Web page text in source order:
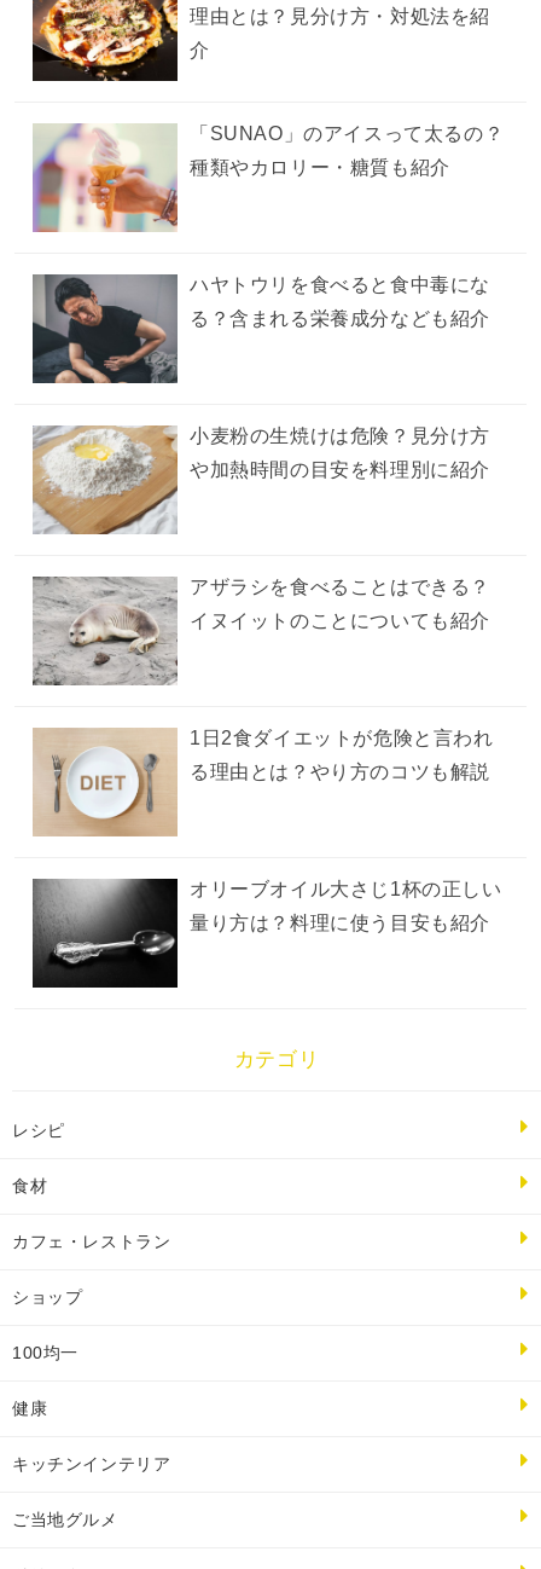
理由とは？見分け方・対処法を紹
介
「SUNAO」のアイスって太るの？
種類やカロリー・糖質も紹介
ハヤトウリを食べると食中毒にな
る？含まれる栄養成分なども紹介
小麦粉の生焼けは危険？見分け方
や加熱時間の目安を料理別に紹介
アザラシを食べることはできる？
イヌイットのことについても紹介
1日2食ダイエットが危険と言われ
る理由とは？やり方のコツも解説
オリーブオイル大さじ1杯の正しい
量り方は？料理に使う目安も紹介
カテゴリ
レシピ
食材
カフェ・レストラン
ショップ
100均一
健康
キッチンインテリア
ご当地グルメ